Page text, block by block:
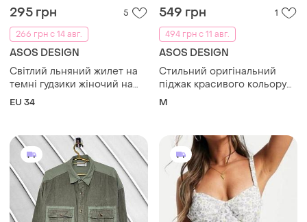
295 грн
5
266 грн с 14 авг.
ASOS DESIGN
Світлий льняний жилет на
темні гудзики жіночий на
дівчину школярку asos
EU 34
549 грн
1
494 грн с 11 авг.
ASOS DESIGN
Стильний оригінальний
піджак красивого кольору
asos design.
M